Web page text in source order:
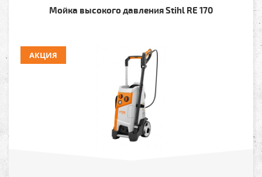
Мойка высокого давления Stihl RE 170
АКЦИЯ